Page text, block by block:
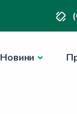
Новини